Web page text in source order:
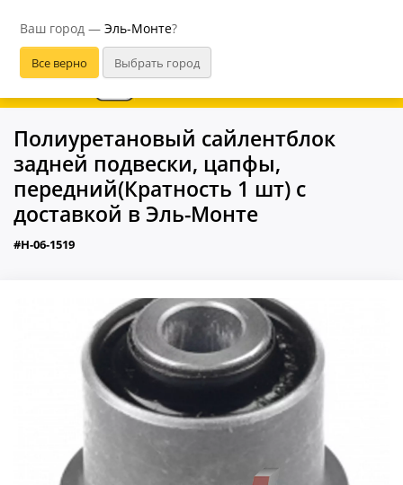
Ваш город — Эль-Монте?
В приложении удобнее
Полиуретановый сайлентблок
задней подвески, цапфы,
передний(Кратность 1 шт) с
доставкой в Эль-Монте
#H-06-1519